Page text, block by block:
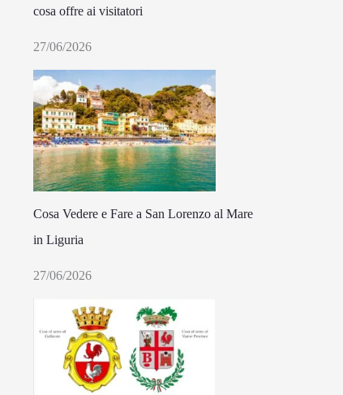
cosa offre ai visitatori
27/06/2026
Cosa Vedere e Fare a San Lorenzo al Mare
in Liguria
27/06/2026